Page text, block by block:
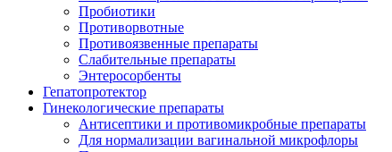
Пробиотики
Противорвотные
Противоязвенные препараты
Слабительные препараты
Энтеросорбенты
Гепатопротектор
Гинекологические препараты
Антисептики и противомикробные препараты
Для нормализации вагинальной микрофлоры